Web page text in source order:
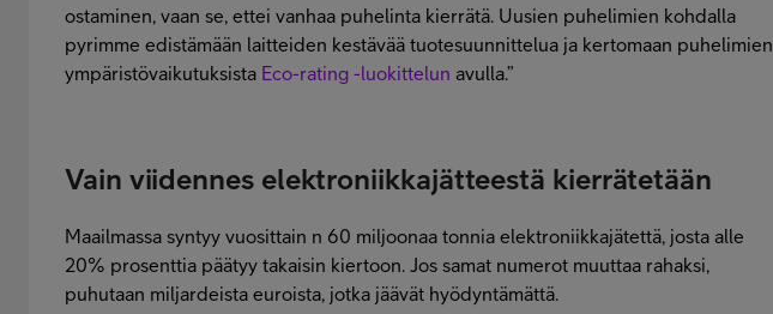
ostaminen, vaan se, ettei vanhaa puhelinta kierrätä. Uusien puhelimien kohdalla
pyrimme edistämään laitteiden kestävää tuotesuunnittelua ja kertomaan puhelimien
ympäristövaikutuksista Eco-rating -luokittelun avulla.”
Vain viidennes elektroniikkajätteestä kierrätetään
Maailmassa syntyy vuosittain n 60 miljoonaa tonnia elektroniikkajätettä, josta alle
20% prosenttia päätyy takaisin kiertoon. Jos samat numerot muuttaa rahaksi,
puhutaan miljardeista euroista, jotka jäävät hyödyntämättä.